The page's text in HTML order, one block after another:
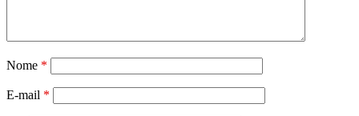
Nome *
E-mail *